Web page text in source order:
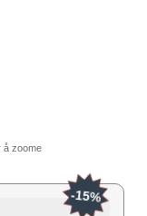
å zoome
-15%